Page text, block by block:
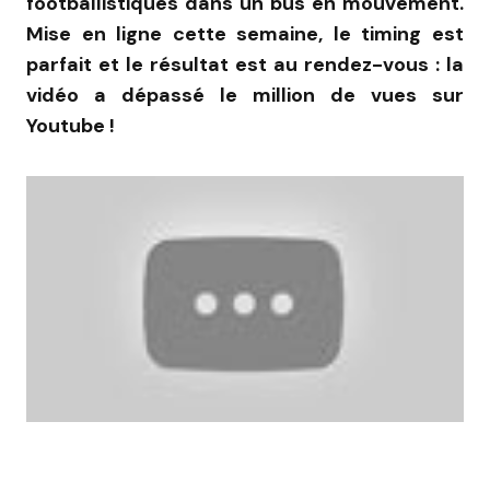
Mise en ligne cette semaine, le timing est
parfait et le résultat est au rendez-vous : la
vidéo a dépassé le million de vues sur
Youtube !